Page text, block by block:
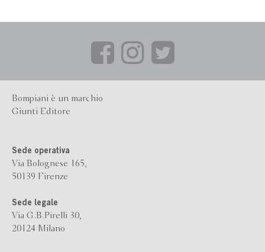
Bompiani è un marchio
Giunti Editore
Sede operativa
Via Bolognese 165,
50139 Firenze
Sede legale
Via G.B.Pirelli 30,
20124 Milano